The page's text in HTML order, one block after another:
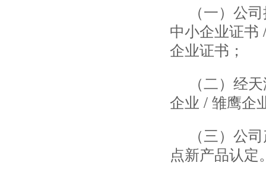
（一）公
中小企业证书
企业证书；
（二）经
企业 / 雏鹰企
（三）公
点新产品认定